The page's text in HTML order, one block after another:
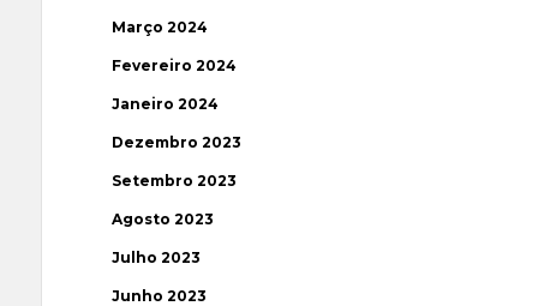
Março 2024
Fevereiro 2024
Janeiro 2024
Dezembro 2023
Setembro 2023
Agosto 2023
Julho 2023
Junho 2023